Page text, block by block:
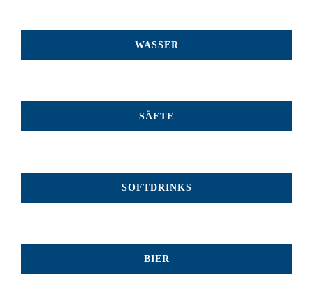
WASSER
SÄFTE
SOFTDRINKS
BIER